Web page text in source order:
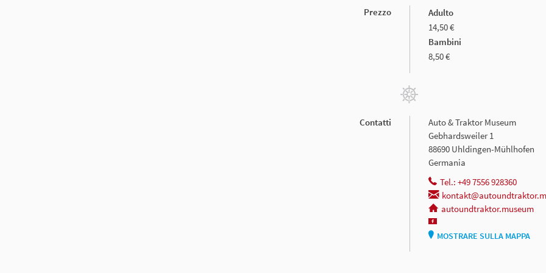
Prezzo
Adulto
14,50 €
Bambini
8,50 €
Contatti
Auto & Traktor Museum
Gebhardsweiler 1
88690 Uhldingen-Mühlhofen
Germania
Tel.: +49 7556 928360
autoundtraktor.museum
MOSTRARE SULLA MAPPA